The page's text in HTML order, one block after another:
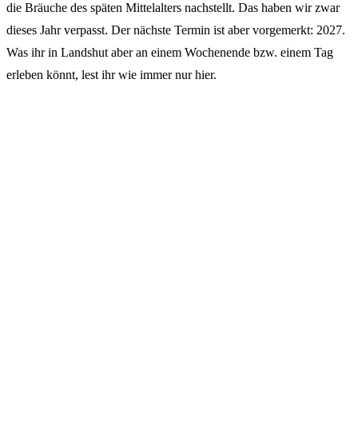
die Bräuche des späten Mittelalters nachstellt. Das haben wir zwar
dieses Jahr verpasst. Der nächste Termin ist aber vorgemerkt: 2027.
Was ihr in Landshut aber an einem Wochenende bzw. einem Tag
erleben könnt, lest ihr wie immer nur hier.